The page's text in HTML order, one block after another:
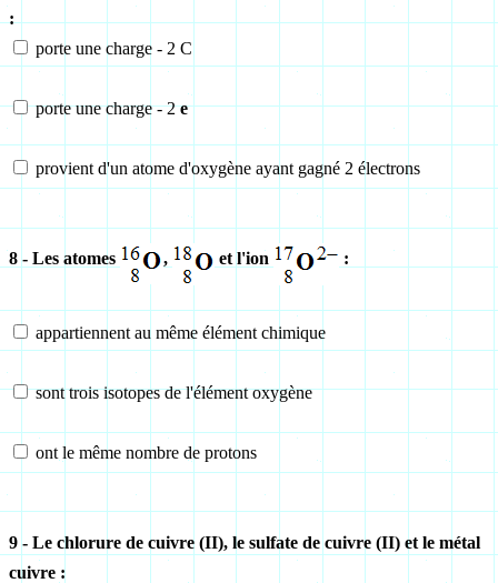
:
porte une charge - 2 C
porte une charge - 2e
provient d'un atome d'oxygène ayant gagné 2 électrons
8 - Les atomes , et l'ion :
appartiennent au même élément chimique
sont trois isotopes de l'élément oxygène
ont le même nombre de protons
9 - Le chlorure de cuivre (II), le sulfate de cuivre (II) et le métal
cuivre :